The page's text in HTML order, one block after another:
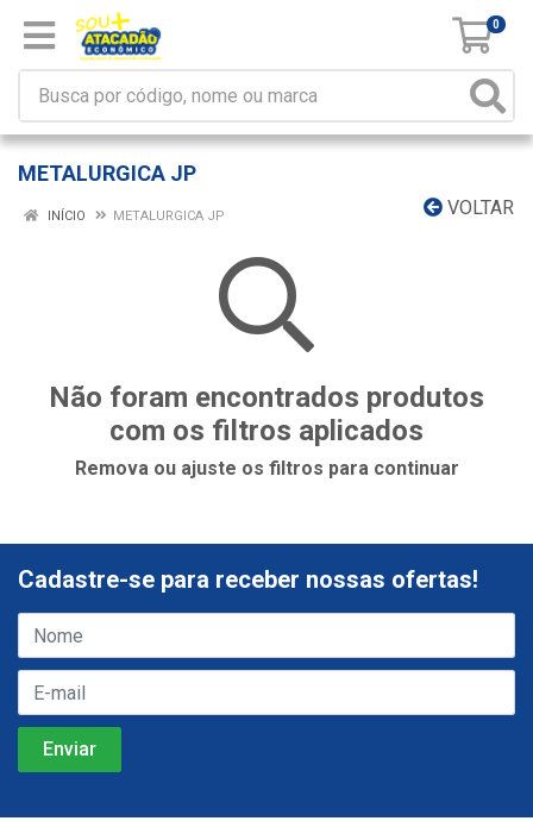
0
METALURGICA JP
VOLTAR
INÍCIO METALURGICA JP
Não foram encontrados produtos
com os filtros aplicados
Remova ou ajuste os filtros para continuar
Cadastre-se para receber nossas ofertas!